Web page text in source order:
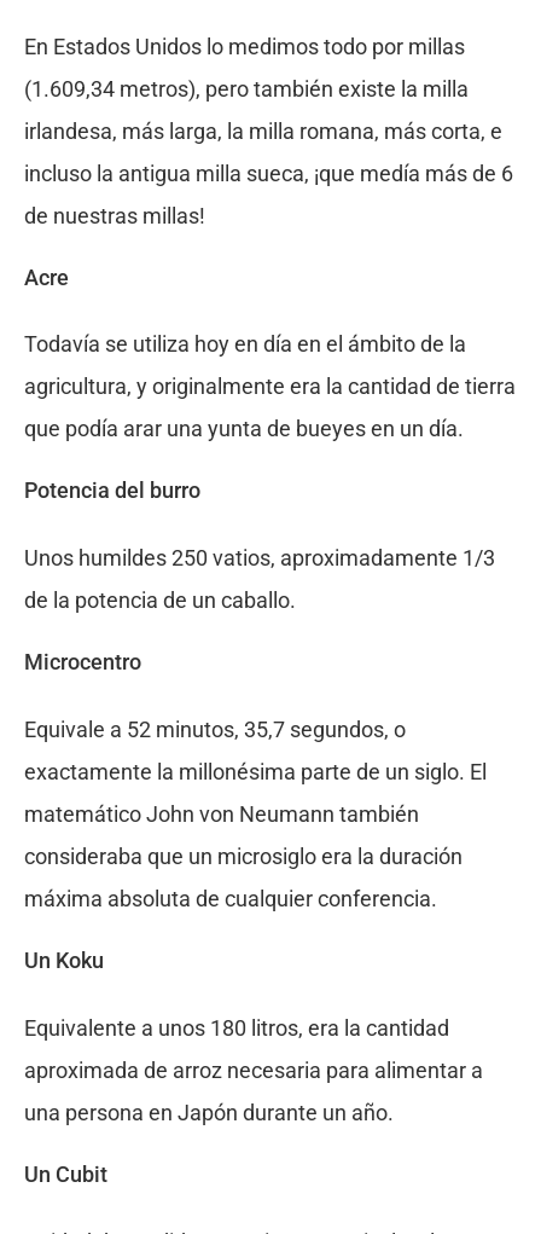
En Estados Unidos lo medimos todo por millas
(1.609,34 metros), pero también existe la milla
irlandesa, más larga, la milla romana, más corta, e
incluso la antigua milla sueca, ¡que medía más de 6
de nuestras millas!
Acre
Todavía se utiliza hoy en día en el ámbito de la
agricultura, y originalmente era la cantidad de tierra
que podía arar una yunta de bueyes en un día.
Potencia del burro
Unos humildes 250 vatios, aproximadamente 1/3
de la potencia de un caballo.
Microcentro
Equivale a 52 minutos, 35,7 segundos, o
exactamente la millonésima parte de un siglo. El
matemático John von Neumann también
consideraba que un microsiglo era la duración
máxima absoluta de cualquier conferencia.
Un Koku
Equivalente a unos 180 litros, era la cantidad
aproximada de arroz necesaria para alimentar a
una persona en Japón durante un año.
Un Cubit